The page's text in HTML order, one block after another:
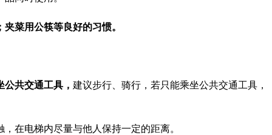
菜用公筷等良好的习惯。
公共交通工具， 建议步行、骑行，若只能乘坐公共交通工具，
在电梯内尽量与他人保持一定的距离。